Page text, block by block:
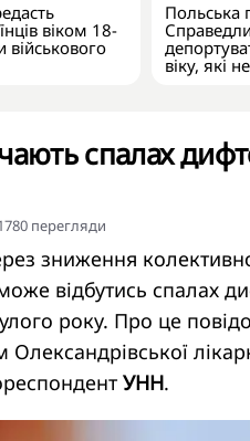
віком 18-
військового
Польська
віку, які
спалах
перегляди
зниження
відбутись спалах
року. Про це
Олександрівської
УНН.